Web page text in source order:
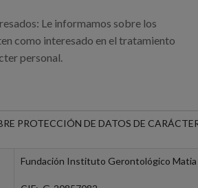
Le informamos sobre los
como interesado en el tratamiento
personal.
PROTECCIÓN DE DATOS DE
Fundación Instituto Gerontológico Matia